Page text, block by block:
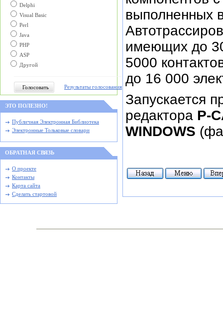
Delphi
Visual Basic
Perl
Java
PHP
ASP
Другой
Результаты голосования
ЭТО ПОЛЕЗНО!
Публичная Электронная Библиотека
Электронные Тольковые словари
ОБРАТНАЯ СВЯЗЬ
О проекте
Контакты
Карта сайта
Сделать стартовой
выполненных
имеющих до
5000
до 16 000
Запускается
редактора P-
WINDOWS